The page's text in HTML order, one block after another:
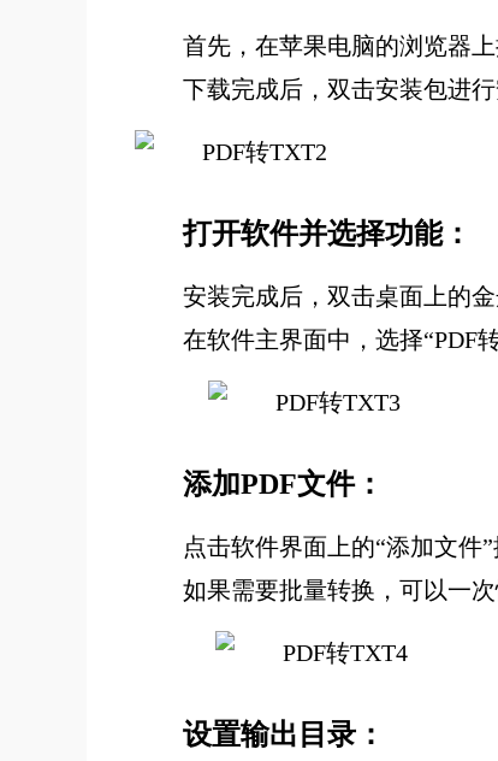
首先，在苹果电脑的浏览器
下载完成后，双击安装包进
打开软件并选择功能：
安装完成后，双击桌面上的
在软件主界面中，选择“PDF
添加PDF文件：
点击软件界面上的“添加文件
如果需要批量转换，可以一次
设置输出目录：